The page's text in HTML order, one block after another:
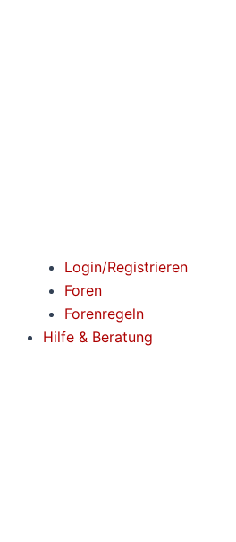
Login/Registrieren
Foren
Forenregeln
Hilfe & Beratung